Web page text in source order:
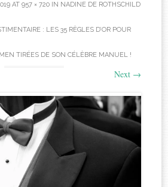
AT 957 × 720IN NADINE DE ROTHSCHILD
: LES 35 RÈGLES D’OR POUR
TIRÉES DE SON CÉLÈBRE MANUEL !
Next →